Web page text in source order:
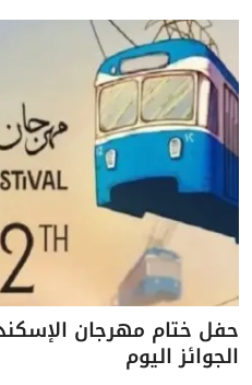
حفل ختام مهرجان
الجوائز اليوم